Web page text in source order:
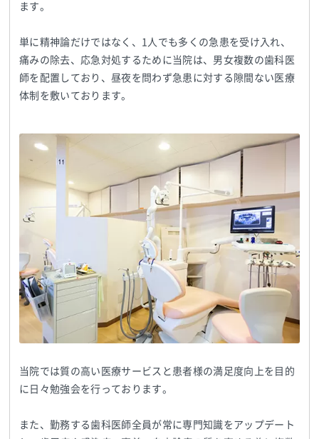
ます。
単に精神論だけではなく、1人でも多くの急患を受け入れ、
痛みの除去、応急対処するために当院は、男女複数の歯科医
師を配置しており、昼夜を問わず急患に対する隙間ない医療
体制を敷いております。
当院では質の高い医療サービスと患者様の満足度向上を目的
に日々勉強会を行っております。
また、勤務する歯科医師全員が常に専門知識をアップデート